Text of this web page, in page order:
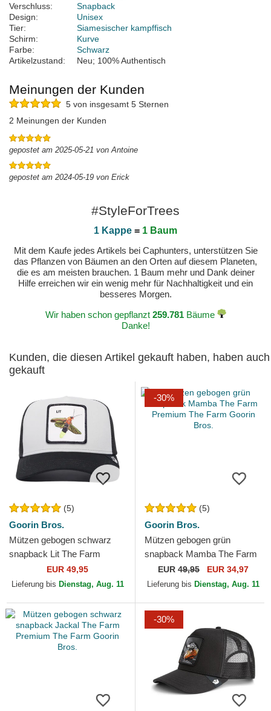
Verschluss:
Snapback
Design:
Unisex
Tier:
Siamesischer kampffisch
Schirm:
Kurve
Farbe:
Schwarz
Artikelzustand:
Neu; 100% Authentisch
Meinungen der Kunden
5 von insgesamt 5 Sternen
2 Meinungen der Kunden
gepostet am 2025-05-21 von Antoine
gepostet am 2024-05-19 von Erick
#StyleForTrees
1 Kappe = 1 Baum
Mit dem Kaufe jedes Artikels bei Caphunters, unterstützen Sie
das Pflanzen von Bäumen an den Orten auf diesem Planeten,
die es am meisten brauchen. 1 Baum mehr und Dank deiner
Hilfe erreichen wir ein wenig mehr für Nachhaltigkeit und ein
besseres Morgen.
Wir haben schon gepflanzt 259.781Bäume
Danke!
Kunden, die diesen Artikel gekauft haben, haben auch
gekauft
(5)
Goorin Bros.
Mützen gebogen schwarz
snapback Lit The Farm
Premium The Farm Goorin
Bros.
EUR 49,95
Lieferung bis Dienstag, Aug. 11
-30%
(5)
Goorin Bros.
Mützen gebogen grün
snapback Mamba The Farm
Premium The Farm Goorin
Bros.
EUR 49,95 EUR 34,97
Lieferung bis Dienstag, Aug. 11
-30%